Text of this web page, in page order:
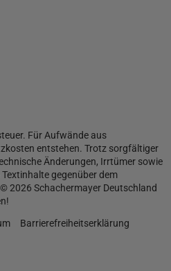
Für Aufwände aus
entstehen. Trotz sorgfältiger
Änderungen, Irrtümer sowie
gegenüber dem
2026 Schachermayer Deutschland
Barrierefreiheitserklärung